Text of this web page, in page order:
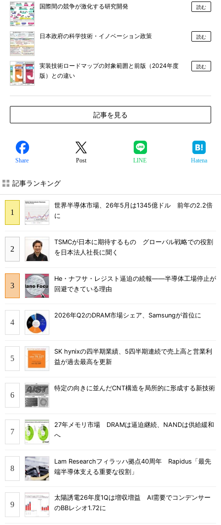
国際間の競争が激化する研究開発 読む
日本政府の科学技術・イノベーション政策 読む
実装技術ロードマップの対象範囲と前版（2024年度
版）との違い
読む
記事を見る
Share Post LINE Hatena
記事ランキング
世界半導体市場、26年5月は1345億ドル 前年の2.2倍
に
TSMCが日本に期待するもの グローバル戦略での役割
を日本法人社長に聞く
He・ナフサ・レジスト逼迫の続報――半導体工場停止が
回避できている理由
2026年Q2のDRAM市場シェア、Samsungが首位に
SK hynixの四半期業績、5四半期連続で売上高と営業利
益が過去最高を更新
特定の向きに並んだCNT構造を局所的に形成する新技術
27年メモリ市場 DRAMは逼迫継続、NANDは供給緩和
へ
Lam Researchフィラッハ拠点40周年 Rapidus「最先
端半導体支える重要な役割」
太陽誘電26年度1Qは増収増益 AI需要でコンデンサー
のBBレシオ1.72に